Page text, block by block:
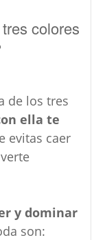
colores
de los tres
ella te
evitas caer
y dominar
son: